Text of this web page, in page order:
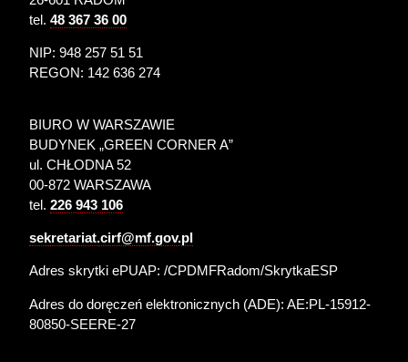
tel.48 367 36 00
NIP: 948 257 51 51
REGON: 142 636 274
BIURO W WARSZAWIE
BUDYNEK „GREEN CORNER A”
ul. CHŁODNA 52
00-872 WARSZAWA
tel.226 943 106
sekretariat.cirf@mf.gov.pl
Adres skrytki ePUAP: /CPDMFRadom/SkrytkaESP
Adres do doręczeń elektronicznych (ADE):AE:PL-15912-
80850-SEERE-27